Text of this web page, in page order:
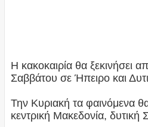
Η κακοκαιρία θα ξεκινήσει
Σαββάτου σε Ήπειρο και
Την Κυριακή τα φαινόμενα
κεντρική Μακεδονία, δυτική